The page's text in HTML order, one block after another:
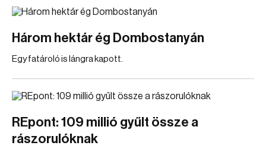
Három hektár ég Dombostanyán
Egy fatároló is lángra kapott.
REpont: 109 millió gyűlt össze a
rászorulóknak